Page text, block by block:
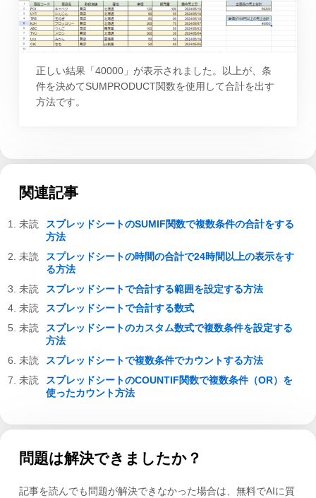
正しい結果「40000」が表示されました。以上が、条
件を決めてSUMPRODUCT関数を使用して合計を出す
方法です。
関連記事
スプレッドシートのSUMIF関数で複数条件の合計をする
方法
スプレッドシートの時間の合計で24時間以上の表示をす
る方法
スプレッドシートで合計する範囲を設定する方法
スプレッドシートで合計する数式
スプレッドシートのカスタム数式で複数条件を設定する
方法
スプレッドシートで複数条件でカウントする方法
スプレッドシートのCOUNTIF関数で複数条件（OR）を
使ったカウント方法
問題は解決できましたか？
記事を読んでも問題が解決できなかった場合は、無料でAIに質